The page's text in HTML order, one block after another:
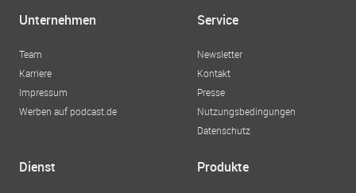
Unternehmen
Team
Karriere
Impressum
Werben auf podcast.de
Service
Newsletter
Kontakt
Presse
Nutzungsbedingungen
Datenschutz
Dienst Produkte